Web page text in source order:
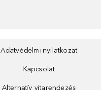
Adatvédelmi nyilatkozat
Kapcsolat
Alternatív vitarendezés